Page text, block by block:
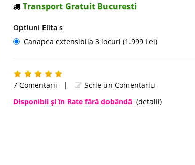
Transport Gratuit Bucuresti
Optiuni Elita s
Canapea extensibila 3 locuri (1.999 Lei)
7 Comentarii |
Scrie un Comentariu
Disponibil şi în Rate fără dobândă (detalii)